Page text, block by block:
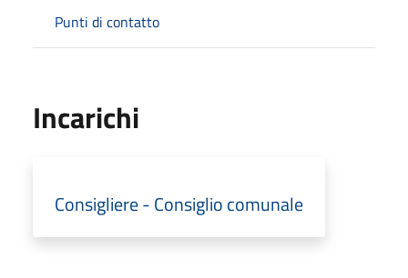
Punti di contatto
Incarichi
Consigliere - Consiglio comunale